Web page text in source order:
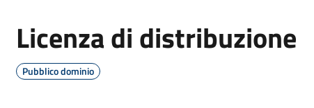
Licenza di distribuzione
Pubblico dominio